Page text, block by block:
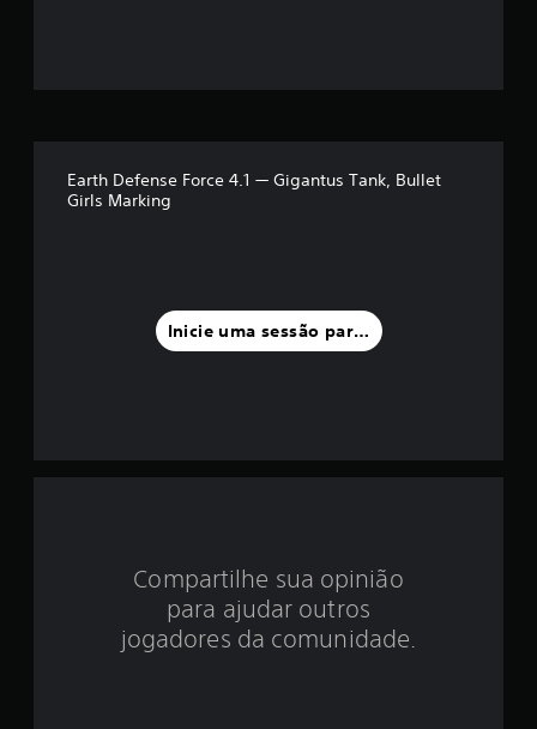
m
é
d
e
Earth Defense Force 4.1 — Gigantus Tank, Bullet
Girls Marking
Inicie uma sessão para classificar
Compartilhe sua opinião
para ajudar outros
jogadores da comunidade.